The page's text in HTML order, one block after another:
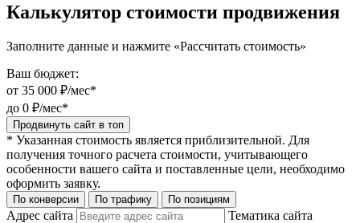
Калькулятор стоимости продвижения
Заполните данные и нажмите «Рассчитать стоимость»
Ваш бюджет:
от 35 000 ₽/мес*
до 0 ₽/мес*
Продвинуть сайт в топ
* Указанная стоимость является приблизительной. Для
получения точного расчета стоимости, учитывающего
особенности вашего сайта и поставленные цели, необходимо
оформить заявку.
По конверсии По трафику По позициям
Адрес сайта
Тематика сайта